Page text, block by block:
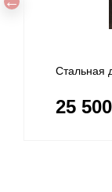
Стальная
25